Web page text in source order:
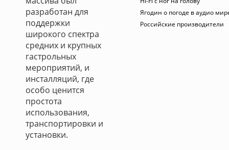
разработан для
поддержки
широкого спектра
средних и крупных
гастрольных
мероприятий, и
инсталляций, где
особо ценится
простота
использования,
транспортировки и
установки.
Ягодин о погоде в аудио
Российские производители